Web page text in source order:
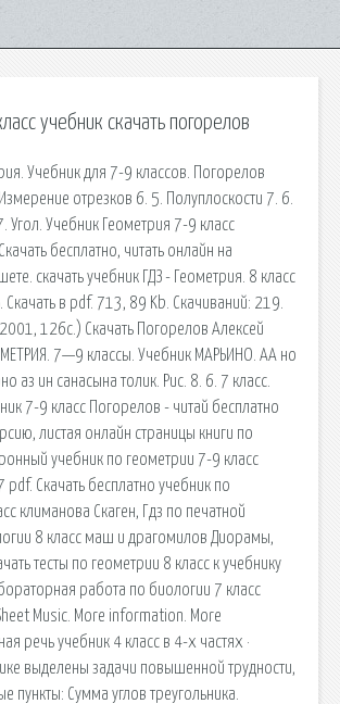
учебник скачать погорелов
Учебник для 7-9 классов. Погорелов
отрезков 6. 5. Полуплоскости 7. 6.
Угол. Учебник Геометрия 7-9 класс
бесплатно, читать онлайн на
скачать учебник ГДЗ - Геометрия. 8 класс
в pdf. 713, 89 Kb. Скачиваний: 219.
126с.) Скачать Погорелов Алексей
7—9 классы. Учебник МАРЬИНО. AA но
аз ин санасына толик. Рис. 8. 6. 7 класс.
7-9 класс Погорелов - читай бесплатно
листая онлайн страницы книги по
учебник по геометрии 7-9 класс
Скачать бесплатно учебник по
климанова Скаген, Гдз по печатной
8 класс маш и драгомилов Диорамы,
тесты по геометрии 8 класс к учебнику
работа по биологии 7 класс
Music. More information. More
речь учебник 4 класс в 4-х частях ·
выделены задачи повышенной трудности,
пункты: Сумма углов треугольника.